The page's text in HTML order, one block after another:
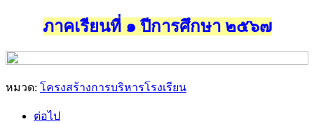
ภาคเรียนที่ ๑ ปีการศึกษา ๒๕๖๗
หมวด: โครงสร้างการบริหารโรงเรียน
ต่อไป